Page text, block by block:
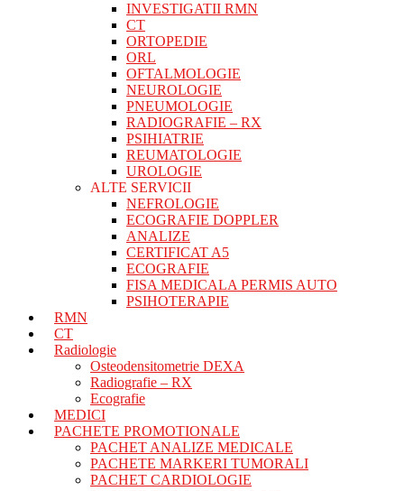
INVESTIGATII RMN
CT
ORTOPEDIE
ORL
OFTALMOLOGIE
NEUROLOGIE
PNEUMOLOGIE
RADIOGRAFIE – RX
PSIHIATRIE
REUMATOLOGIE
UROLOGIE
ALTE SERVICII
NEFROLOGIE
ECOGRAFIE DOPPLER
ANALIZE
CERTIFICAT A5
ECOGRAFIE
FISA MEDICALA PERMIS AUTO
PSIHOTERAPIE
RMN
CT
Radiologie
Osteodensitometrie DEXA
Radiografie – RX
Ecografie
MEDICI
PACHETE PROMOTIONALE
PACHET ANALIZE MEDICALE
PACHETE MARKERI TUMORALI
PACHET CARDIOLOGIE